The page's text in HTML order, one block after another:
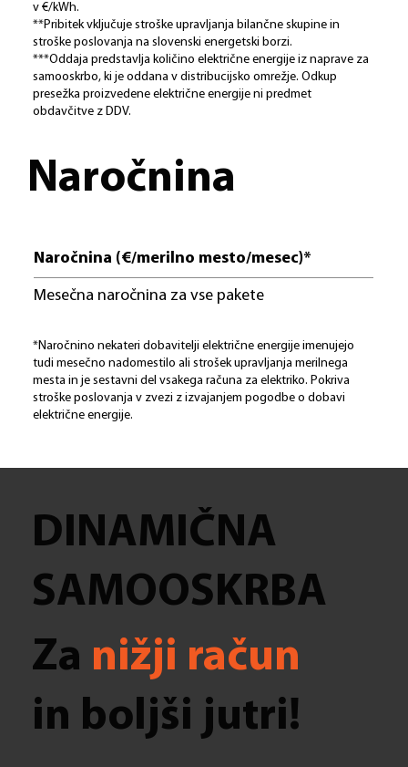
v €/kWh.
**Pribitek vključuje stroške upravljanja bilančne skupine in
stroške poslovanja na slovenski energetski borzi.
***Oddaja predstavlja količino električne energije iz naprave za
samooskrbo, ki je oddana v distribucijsko omrežje. Odkup
presežka proizvedene električne energije ni predmet
obdavčitve z DDV.
Naročnina
Naročnina (€/merilno mesto/mesec)*
Mesečna naročnina za vse pakete
*Naročnino nekateri dobavitelji električne energije imenujejo
tudi mesečno nadomestilo ali strošek upravljanja merilnega
mesta in je sestavni del vsakega računa za elektriko. Pokriva
stroške poslovanja v zvezi z izvajanjem pogodbe o dobavi
električne energije.
DINAMIČNA
SAMOOSKRBA
Za nižji račun
in boljši jutri!